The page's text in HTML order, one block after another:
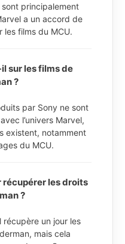
principalement
a un accord de
films du MCU.
sur les films de
?
par Sony ne sont
l’univers Marvel,
existent, notamment
du MCU.
les droits
?
un jour les
mais cela